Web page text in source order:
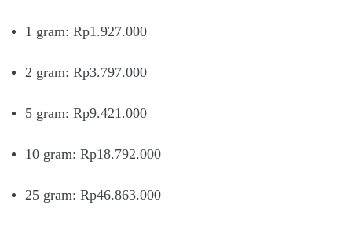
1 gram: Rp1.927.000
2 gram: Rp3.797.000
5 gram: Rp9.421.000
10 gram: Rp18.792.000
25 gram: Rp46.863.000